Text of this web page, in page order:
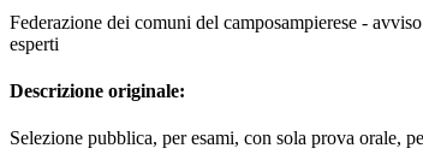
Federazione dei comuni del camposampierese -
esperti
Descrizione originale:
Selezione pubblica, per esami, con sola prova orale,